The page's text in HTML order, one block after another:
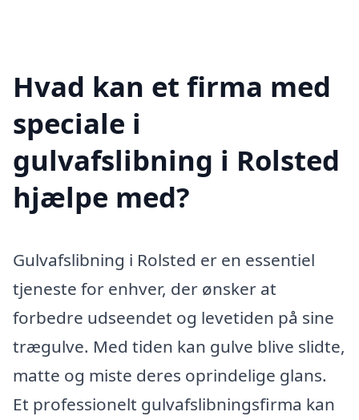
Hvad kan et firma med
speciale i
gulvafslibning i Rolsted
hjælpe med?
Gulvafslibning i Rolsted er en essentiel
tjeneste for enhver, der ønsker at
forbedre udseendet og levetiden på sine
trægulve. Med tiden kan gulve blive slidte,
matte og miste deres oprindelige glans.
Et professionelt gulvafslibningsfirma kan